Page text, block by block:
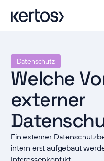
Datenschutz
Welche
externer
Ein externer
intern erst aufgebaut